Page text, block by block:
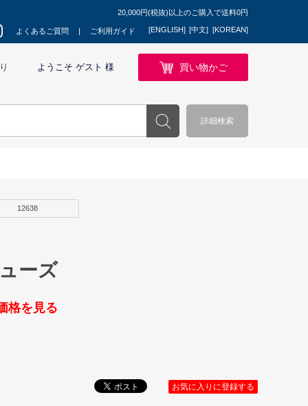
20,000円(税抜)以上のご購入で送料0円
よくあるご質問 ご利用ガイド [ENGLISH] [中文] [KOREAN]
ようこそ ゲスト 様 買い物かご
詳細検索
12638
ーズ
格を見る
お気に入りに登録する